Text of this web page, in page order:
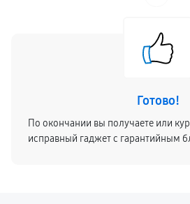
Готово!
По окончании вы получаете или
исправный гаджет с гарантийным